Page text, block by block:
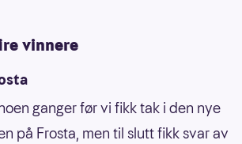
vinnere
ganger før vi fikk tak i den nye
på Frosta, men til slutt fikk svar av